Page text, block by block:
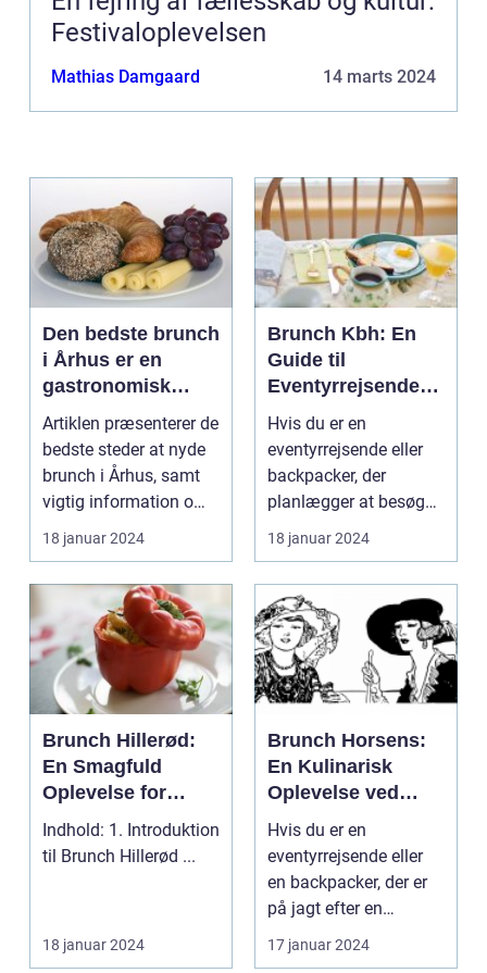
Festivaloplevelsen
Mathias Damgaard 14 marts 2024
Den bedste brunch
i Århus er en
gastronomisk
oplevelse, der
tilbyder et varieret
udvalg af lækre
retter, der passer
til både
morgenmad og
frokost
Artiklen præsenterer de
bedste steder at nyde
brunch i Århus, samt
vigtig information om
åbningstide...
18 januar 2024
Brunch Kbh: En
Guide til
Eventyrrejsende
og Backpackere
Hvis du er en
eventyrrejsende eller
backpacker, der
planlægger at besøge
København, så er der
en mad...
18 januar 2024
Brunch Hillerød:
En Smagfuld
Oplevelse for
Eventyrrejsende
og Backpackere
Indhold: 1. Introduktion
til Brunch Hillerød ...
18 januar 2024
Brunch Horsens:
En Kulinarisk
Oplevelse ved
Fodsporene af
Historien
Hvis du er en
eventyrrejsende eller
en backpacker, der er
på jagt efter en
kulinarisk oplevelse i
Ho...
17 januar 2024